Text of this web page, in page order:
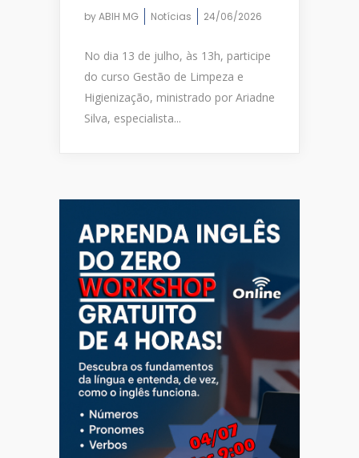
byABIH MG Notícias 24/06/2026
No dia 13 de julho, às 13h, participe
do curso Gestão de Limpeza e
Higienização, ministrado por Ariadne
Silva, especialista...